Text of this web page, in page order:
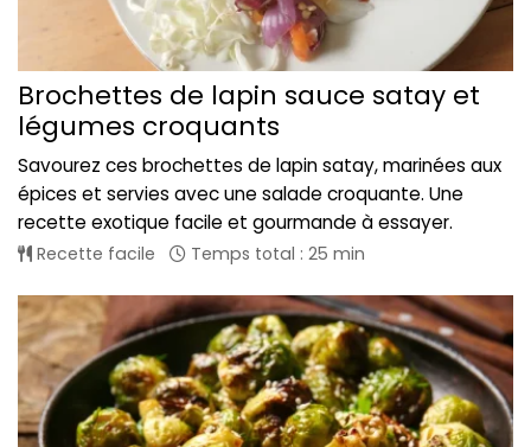
Brochettes de lapin sauce satay et
légumes croquants
Savourez ces brochettes de lapin satay, marinées aux
épices et servies avec une salade croquante. Une
recette exotique facile et gourmande à essayer.
Recette facile Temps total : 25 min